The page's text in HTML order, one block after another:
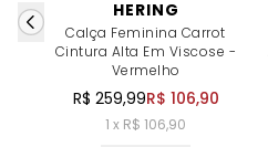
HERING
Calça Feminina Carrot
Cintura Alta Em Viscose -
Vermelho
R$ 259,99R$ 106,90
1 x R$ 106,90